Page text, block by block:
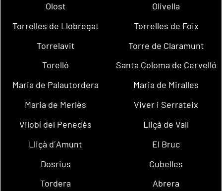
Olost
Olivella
Torrelles de Llobregat
Torrelles de Foix
Torrelavit
Torre de Claramunt
Torelló
Santa Coloma de Cervelló
Maria de Palautordera
Maria de Miralles
Maria de Merlès
Viver i Serrateix
Vilobí del Penedès
Lliçà de Vall
Lliçà d´Amunt
El Bruc
Dosrius
Cubelles
Tordera
Abrera